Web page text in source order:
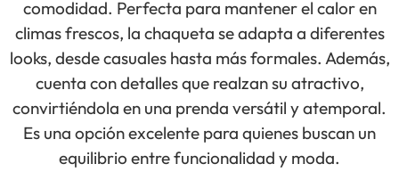
comodidad. Perfecta para mantener el calor en
climas frescos, la chaqueta se adapta a diferentes
looks, desde casuales hasta más formales. Además,
cuenta con detalles que realzan su atractivo,
convirtiéndola en una prenda versátil y atemporal.
Es una opción excelente para quienes buscan un
equilibrio entre funcionalidad y moda.